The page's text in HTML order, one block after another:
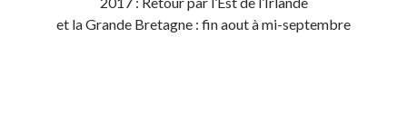
et la Grande Bretagne : fin aout à mi-septembre